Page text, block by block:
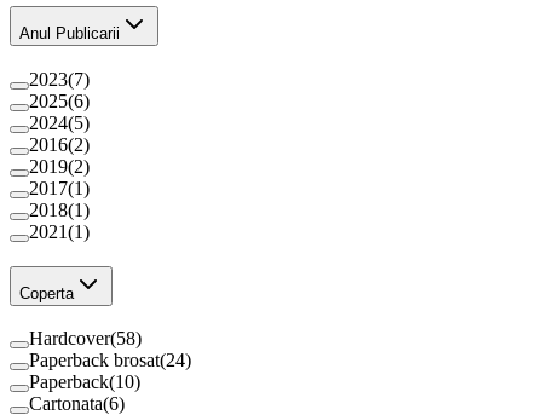
Anul Publicarii
2023(7)
2025(6)
2024(5)
2016(2)
2019(2)
2017(1)
2018(1)
2021(1)
Coperta
Hardcover(58)
Paperback brosat(24)
Paperback(10)
Cartonata(6)